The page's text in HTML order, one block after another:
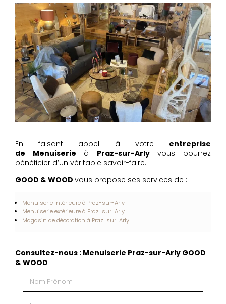
En faisant appel à votre entreprise
de Menuiserie à Praz-sur-Arlyvous pourrez
bénéficier d’un véritable savoir-faire.
GOOD & WOOD vous propose ses services de :
Menuiserie intérieure à Praz-sur-Arly
Menuiserie extérieure à Praz-sur-Arly
Magasin de décoration à Praz-sur-Arly
Consultez-nous : Menuiserie Praz-sur-Arly GOOD
& WOOD